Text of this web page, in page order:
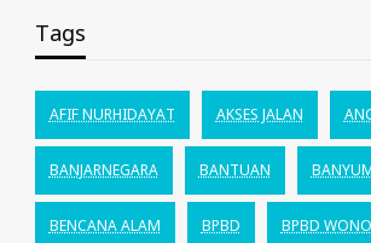
Tags
AFIF NURHIDAYAT AKSES JALAN
BANJARNEGARA BANTUAN
BENCANA ALAM BPBD BPBD